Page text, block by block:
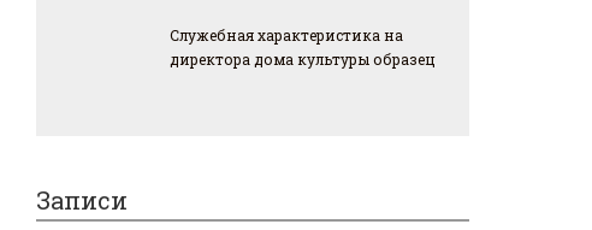
Служебная характеристика на
директора дома культуры образец
Записи